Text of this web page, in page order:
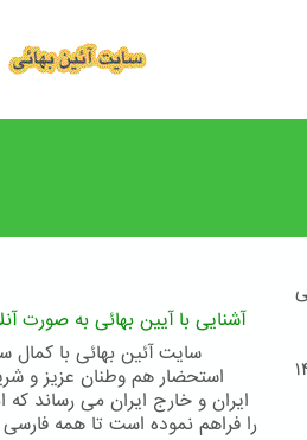
آشنایی با آیین بهائی به صورت
سایت آئین بهائی با کمال
استحضار هم وطنان عزیز و
ایران و خارج ایران می رساند که
را فراهم نموده است تا همه فارسی